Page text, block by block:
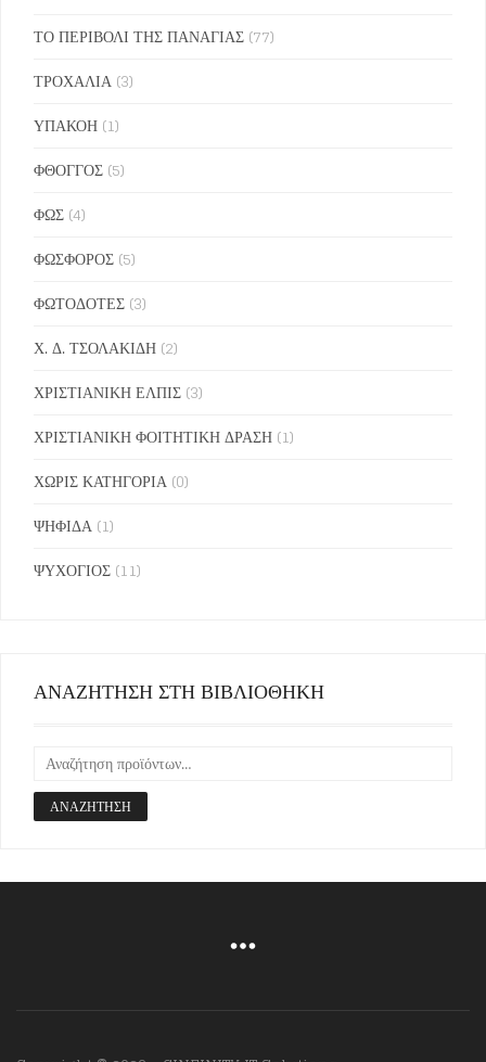
ΤΟ ΠΕΡΙΒΟΛΙ ΤΗΣ ΠΑΝΑΓΙΑΣ (77)
ΤΡΟΧΑΛΙΑ (3)
ΥΠΑΚΟΗ (1)
ΦΘΟΓΓΟΣ (5)
ΦΩΣ (4)
ΦΩΣΦΟΡΟΣ (5)
ΦΩΤΟΔΟΤΕΣ (3)
Χ. Δ. ΤΣΟΛΑΚΙΔΗ (2)
ΧΡΙΣΤΙΑΝΙΚΗ ΕΛΠΙΣ (3)
ΧΡΙΣΤΙΑΝΙΚΗ ΦΟΙΤΗΤΙΚΗ ΔΡΑΣΗ (1)
ΧΩΡΙΣ ΚΑΤΗΓΟΡΙΑ (0)
ΨΗΦΙΔΑ (1)
ΨΥΧΟΓΙΟΣ (11)
ΑΝΑΖΗΤΗΣΗ ΣΤΗ ΒΙΒΛΙΟΘΗΚΗ
ΑΝΑΖΉΤΗΣΗ